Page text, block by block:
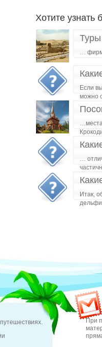
Хотите узнать
Туры
…
Если
можно
…места
…
Итак,
При